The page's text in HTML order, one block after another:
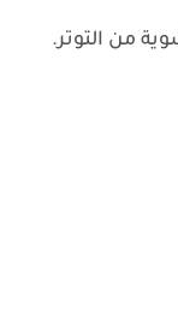
من التوتر.